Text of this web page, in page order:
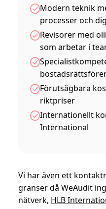
Modern teknik
processer och
Revisorer med
som arbetar i
Förutsägbara
riktpriser
Internationellt
International
Vi har även ett
gränser då WeAudit
nätverk, HLB